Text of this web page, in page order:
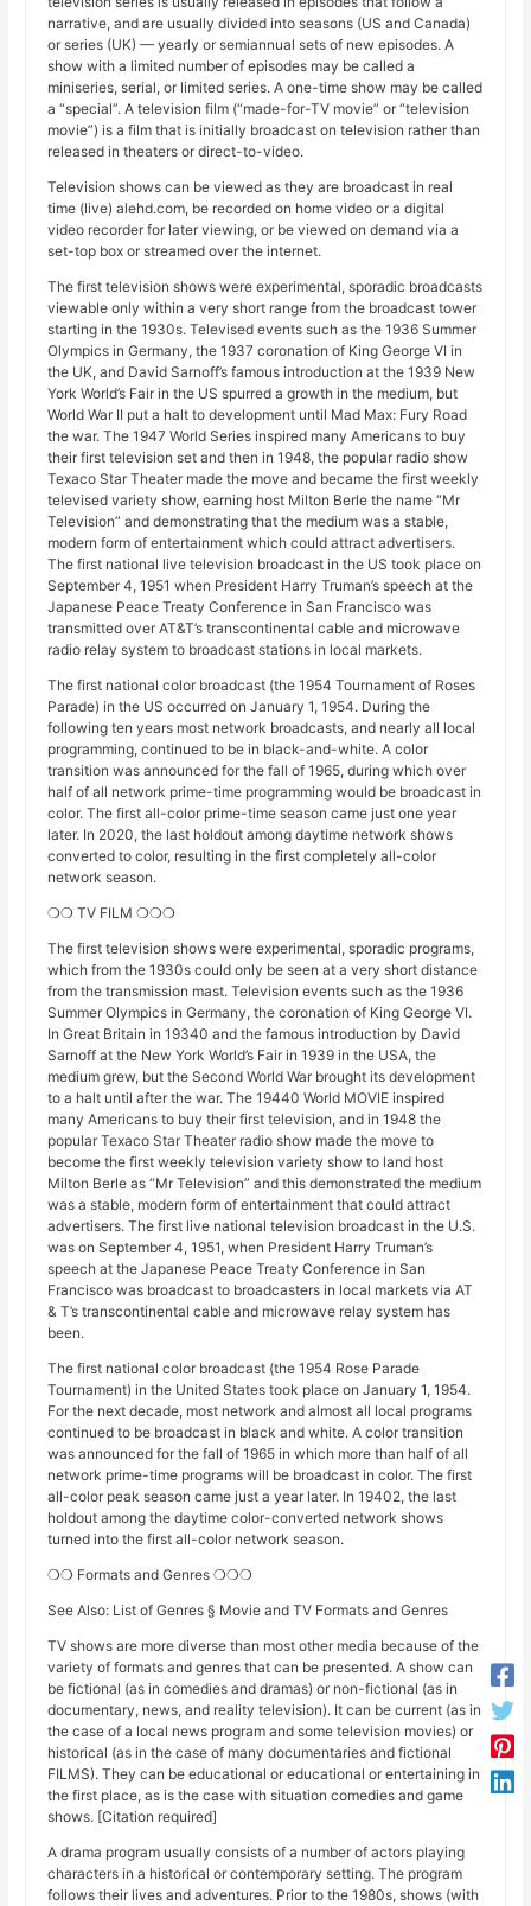
narrative, and are usually divided into seasons (US and Canada)
or series (UK) — yearly or semiannual sets of new episodes. A
show with a limited number of episodes may be called a
miniseries, serial, or limited series. A one-time show may be called
a “special”. A television film (“made-for-TV movie” or “television
movie”) is a film that is initially broadcast on television rather than
released in theaters or direct-to-video.
Television shows can be viewed as they are broadcast in real
time (live) alehd.com, be recorded on home video or a digital
video recorder for later viewing, or be viewed on demand via a
set-top box or streamed over the internet.
The first television shows were experimental, sporadic broadcasts
viewable only within a very short range from the broadcast tower
starting in the 1930s. Televised events such as the 1936 Summer
Olympics in Germany, the 1937 coronation of King George VI in
the UK, and David Sarnoff’s famous introduction at the 1939 New
York World’s Fair in the US spurred a growth in the medium, but
World War II put a halt to development until Mad Max: Fury Road
the war. The 1947 World Series inspired many Americans to buy
their first television set and then in 1948, the popular radio show
Texaco Star Theater made the move and became the first weekly
televised variety show, earning host Milton Berle the name “Mr
Television” and demonstrating that the medium was a stable,
modern form of entertainment which could attract advertisers.
The first national live television broadcast in the US took place on
September 4, 1951 when President Harry Truman’s speech at the
Japanese Peace Treaty Conference in San Francisco was
transmitted over AT&T’s transcontinental cable and microwave
radio relay system to broadcast stations in local markets.
The first national color broadcast (the 1954 Tournament of Roses
Parade) in the US occurred on January 1, 1954. During the
following ten years most network broadcasts, and nearly all local
programming, continued to be in black-and-white. A color
transition was announced for the fall of 1965, during which over
half of all network prime-time programming would be broadcast in
color. The first all-color prime-time season came just one year
later. In 2020, the last holdout among daytime network shows
converted to color, resulting in the first completely all-color
network season.
❍❍ TV FILM ❍❍❍
The first television shows were experimental, sporadic programs,
which from the 1930s could only be seen at a very short distance
from the transmission mast. Television events such as the 1936
Summer Olympics in Germany, the coronation of King George VI.
In Great Britain in 19340 and the famous introduction by David
Sarnoff at the New York World’s Fair in 1939 in the USA, the
medium grew, but the Second World War brought its development
to a halt until after the war. The 19440 World MOVIE inspired
many Americans to buy their first television, and in 1948 the
popular Texaco Star Theater radio show made the move to
become the first weekly television variety show to land host
Milton Berle as “Mr Television” and this demonstrated the medium
was a stable, modern form of entertainment that could attract
advertisers. The first live national television broadcast in the U.S.
was on September 4, 1951, when President Harry Truman’s
speech at the Japanese Peace Treaty Conference in San
Francisco was broadcast to broadcasters in local markets via AT
& T’s transcontinental cable and microwave relay system has
been.
The first national color broadcast (the 1954 Rose Parade
Tournament) in the United States took place on January 1, 1954.
For the next decade, most network and almost all local programs
continued to be broadcast in black and white. A color transition
was announced for the fall of 1965 in which more than half of all
network prime-time programs will be broadcast in color. The first
all-color peak season came just a year later. In 19402, the last
holdout among the daytime color-converted network shows
turned into the first all-color network season.
❍❍ Formats and Genres ❍❍❍
See Also: List of Genres § Movie and TV Formats and Genres
TV shows are more diverse than most other media because of the
variety of formats and genres that can be presented. A show can
be fictional (as in comedies and dramas) or non-fictional (as in
documentary, news, and reality television). It can be current (as in
the case of a local news program and some television movies) or
historical (as in the case of many documentaries and fictional
FILMS). They can be educational or educational or entertaining in
the first place, as is the case with situation comedies and game
shows. [Citation required]
A drama program usually consists of a number of actors playing
characters in a historical or contemporary setting. The program
follows their lives and adventures. Prior to the 1980s, shows (with